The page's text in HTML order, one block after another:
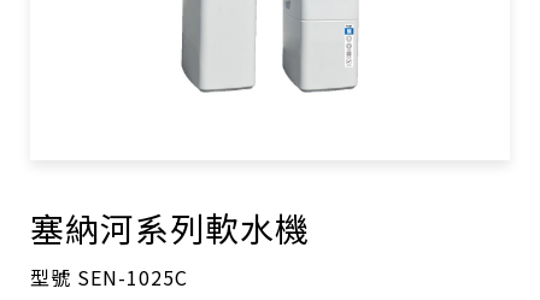
塞納河系列軟水機
型號 SEN-1025C